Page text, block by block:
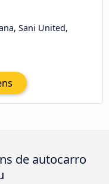
Sani United,
de autocarro